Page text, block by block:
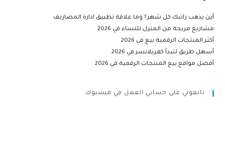
أين يذهب راتبك كل شهر؟ وما علاقة تطبيق ادارة المصاريف
مشاريع مربحة من المنزل للنساء في 2026
أكثر المنتجات الرقمية بيع في 2026
أسهل طريق لتبدأ كفريلانسر في 2026
أفضل مواقع بيع المنتجات الرقمية في 2026
تابعوني على حسابي العمل في فيسبوك